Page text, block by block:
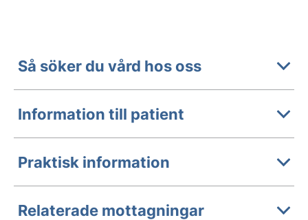
Så söker du vård hos oss
Information till patient
Praktisk information
Relaterade mottagningar